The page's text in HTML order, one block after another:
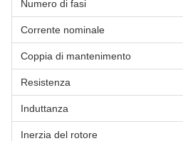
Numero di fasi
Corrente nominale
Coppia di mantenimento
Resistenza
Induttanza
Inerzia del rotore